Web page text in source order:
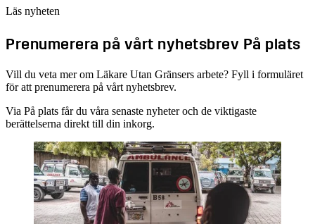
Läs nyheten
Prenumerera på vårt nyhetsbrev På plats
Vill du veta mer om Läkare Utan Gränsers arbete? Fyll i formuläret
för att prenumerera på vårt nyhetsbrev.
Via På plats får du våra senaste nyheter och de viktigaste
berättelserna direkt till din inkorg.